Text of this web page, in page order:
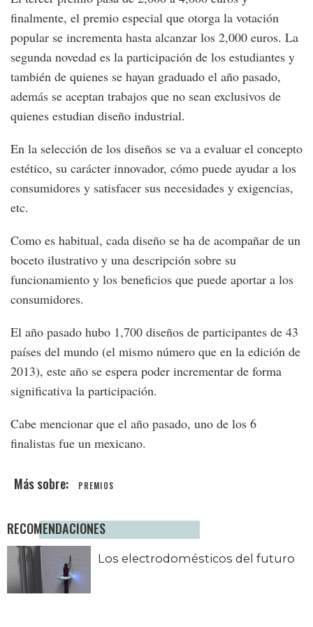
finalmente, el premio especial que otorga la votación
popular se incrementa hasta alcanzar los 2,000 euros. La
segunda novedad es la participación de los estudiantes y
también de quienes se hayan graduado el año pasado,
además se aceptan trabajos que no sean exclusivos de
quienes estudian diseño industrial.
En la selección de los diseños se va a evaluar el concepto
estético, su carácter innovador, cómo puede ayudar a los
consumidores y satisfacer sus necesidades y exigencias,
etc.
Como es habitual, cada diseño se ha de acompañar de un
boceto ilustrativo y una descripción sobre su
funcionamiento y los beneficios que puede aportar a los
consumidores.
El año pasado hubo 1,700 diseños de participantes de 43
países del mundo (el mismo número que en la edición de
2013), este año se espera poder incrementar de forma
significativa la participación.
Cabe mencionar que el año pasado, uno de los 6
finalistas fue un mexicano.
PREMIOS
RECOMENDACIONES
Los electrodomésticos del futuro